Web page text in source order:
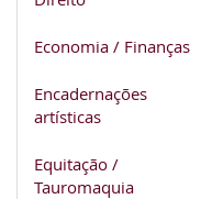
Economia / Finanças
Encadernações
artísticas
Equitação /
Tauromaquia